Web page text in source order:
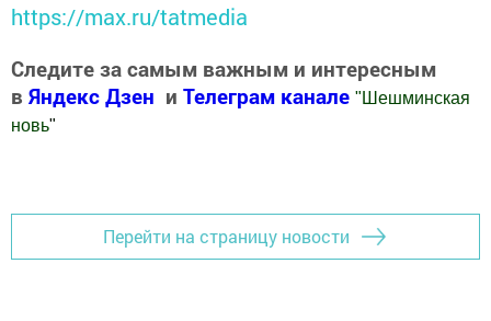
https://max.ru/tatmedia
Следите за самым важным и интересным
в Яндекс Дзен и Телеграм канале " Шешминская
новь"
Перейти на страницу новости